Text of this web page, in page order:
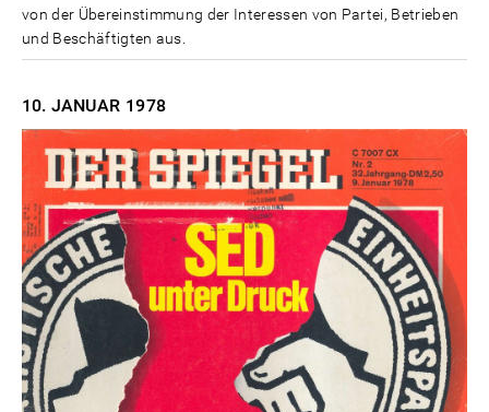
von der Übereinstimmung der Interessen von Partei, Betrieben
und Beschäftigten aus.
10. JANUAR 1978